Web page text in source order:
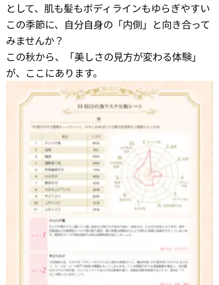
として、肌も髪もボディラインもゆらぎやすい
この季節に、自分自身の「内側」と向き合って
みませんか？
この秋から、「美しさの見方が変わる体験」
が、ここにあります。